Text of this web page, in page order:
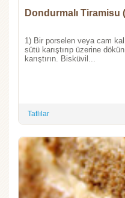
1) Bir porselen veya cam
sütü karıştırıp üzerine
karıştırın. Bisküvil...
Tatlılar